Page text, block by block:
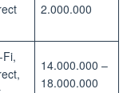
2.000.000
Fi,
14.000.000 –
18.000.000